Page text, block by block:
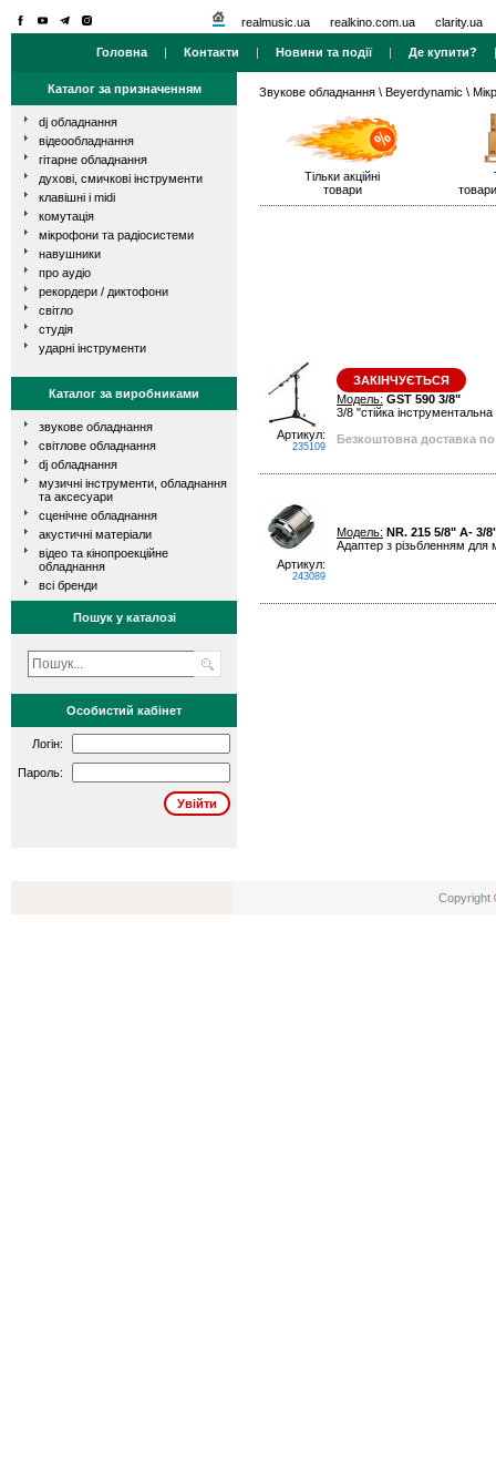
realmusic.ua realkino.com.ua clarity.ua
Головна | Контакти | Новини та події| Де купити?
Каталог за призначенням
dj обладнання
відеообладнання
гітарне обладнання
духові, смичкові інструменти
клавішні і midi
комутація
мікрофони та радіосистеми
навушники
про аудіо
рекордери / диктофони
світло
студія
ударні інструменти
Каталог за виробниками
звукове обладнання
світлове обладнання
dj обладнання
музичні інструменти, обладнання
та аксесуари
сценічне обладнання
акустичні матеріали
відео та кінопроекційне
обладнання
всі бренди
Пошук у каталозі
Особистий кабінет
Логін:
Пароль:
Звукове обладнання \ Beyerdynamic \
Тільки акційні
товари
Артикул:
235109
ЗАКІНЧУЄТЬСЯ
Модель: GST 590 3/8"
3/8 "стійка
Безкоштовна доставка по
Артикул:
243089
Модель: NR. 215 5/8" A- 3/
Адаптер з різьбленням для
Copyright